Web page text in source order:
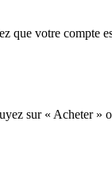
que votre compte
sur « Acheter